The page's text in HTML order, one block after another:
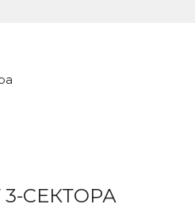
СЕКТОРА